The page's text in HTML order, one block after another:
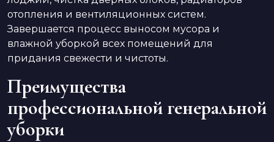
отопления и вентиляционных систем.
Завершается процесс выносом мусора и
влажной уборкой всех помещений для
придания свежести и чистоты.
Преимущества
профессиональной генеральной
уборки